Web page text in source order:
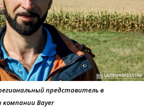
представитель в
Bayer